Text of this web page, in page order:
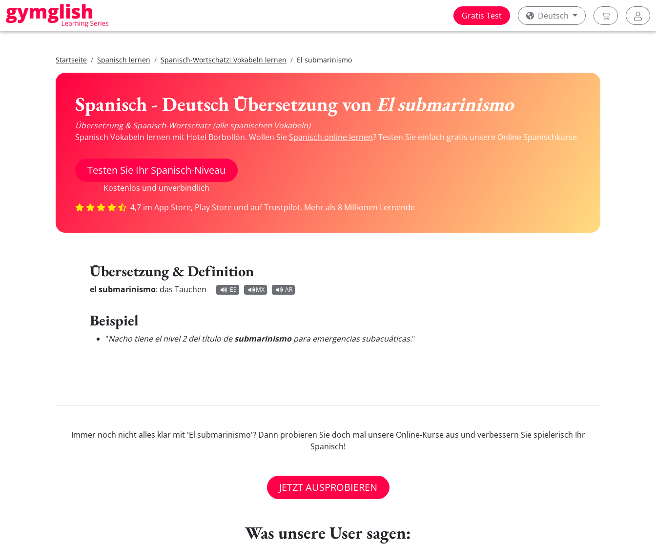
Gratis Test Deutsch
Startseite Spanisch lernen Spanisch-Wortschatz: Vokabeln lernen El submarinismo
Spanisch - Deutsch Übersetzung von El submarinismo
Übersetzung & Spanisch-Wortschatz(alle spanischen Vokabeln)
Spanisch Vokabeln lernen mit Hotel Borbollón. Wollen Sie Spanisch online lernen? Testen Sie einfach gratis unsere Online Spanischkurse.
Testen Sie Ihr Spanisch-Niveau
Kostenlos und unverbindlich
4,7 im App Store, Play Store und auf Trustpilot. Mehr als 8 Millionen Lernende
Übersetzung & Definition
el submarinismo: das Tauchen ES MX AR
Beispiel
"Nacho tiene el nivel 2 del título desubmarinismopara emergencias subacuáticas."
Immer noch nicht alles klar mit 'El submarinismo'? Dann probieren Sie doch mal unsere Online-Kurse aus und verbessern Sie spielerisch Ihr
Spanisch!
JETZT AUSPROBIEREN
Was unsere User sagen: